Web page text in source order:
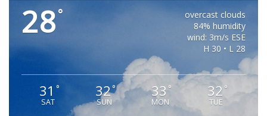
28°
overcast clouds
84% humidity
wind: 3m/s ESE
H 30 • L 28
31 °
SAT
32°
SUN
33 °
MON
32 °
TUE